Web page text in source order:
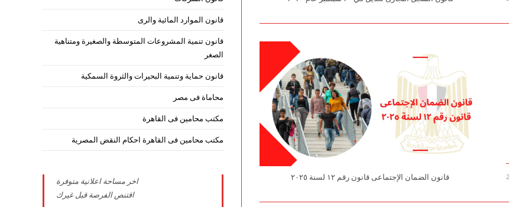
قانون الضمان الإجتماعى قانون رقم ١٢ لسنة ٢٠٢٥
قانون الموارد المائية والرى
قانون تنمية المشروعات المتوسطة والصغيرة ومتناهية
الصغر
قانون حماية وتنمية البحيرات والثروة السمكية
محاماة فى مصر
مكتب محامين فى القاهرة
مكتب محامين فى القاهرة احكام النقض المصرية
اخر مساحة اعلانية متوفرة
اقتنص الفرصة قبل غيرك